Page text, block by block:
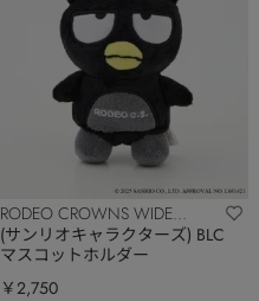
RODEO CROWNS WIDE
BOWL
(サンリオキャラクターズ) BLC
マスコットホルダー
￥2,750